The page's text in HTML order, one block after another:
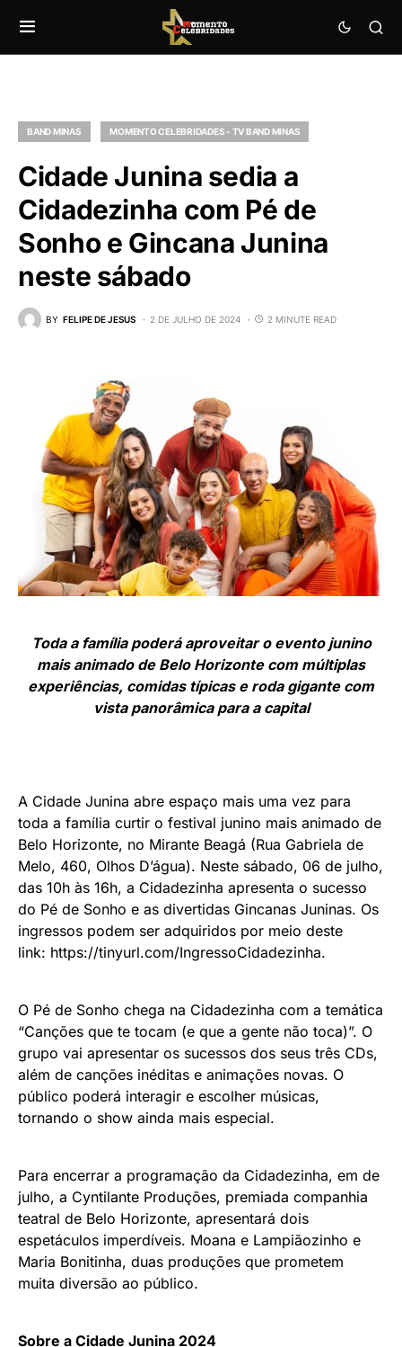
BAND MINAS MOMENTO CELEBRIDADES - TV BAND MINAS
Cidade Junina sedia a
Cidadezinha com Pé de
Sonho e Gincana Junina
neste sábado
BY FELIPE DE JESUS 2 DE JULHO DE 2024 2 MINUTE READ
Toda a família poderá aproveitar o evento junino
mais animado de Belo Horizonte com múltiplas
experiências, comidas típicas e roda gigante com
vista panorâmica para a capital
A Cidade Junina abre espaço mais uma vez para
toda a família curtir o festival junino mais animado de
Belo Horizonte, no Mirante Beagá (Rua Gabriela de
Melo, 460, Olhos D’água). Neste sábado, 06 de julho,
das 10h às 16h, a Cidadezinha apresenta o sucesso
do Pé de Sonho e as divertidas Gincanas Juninas. Os
ingressos podem ser adquiridos por meio deste
link: https://tinyurl.com/IngressoCidadezinha.
O Pé de Sonho chega na Cidadezinha com a temática
“Canções que te tocam (e que a gente não toca)”. O
grupo vai apresentar os sucessos dos seus três CDs,
além de canções inéditas e animações novas. O
público poderá interagir e escolher músicas,
tornando o show ainda mais especial.
Para encerrar a programação da Cidadezinha, em de
julho, a Cyntilante Produções, premiada companhia
teatral de Belo Horizonte, apresentará dois
espetáculos imperdíveis. Moana e Lampiãozinho e
Maria Bonitinha, duas produções que prometem
muita diversão ao público.
Sobre a Cidade Junina 2024